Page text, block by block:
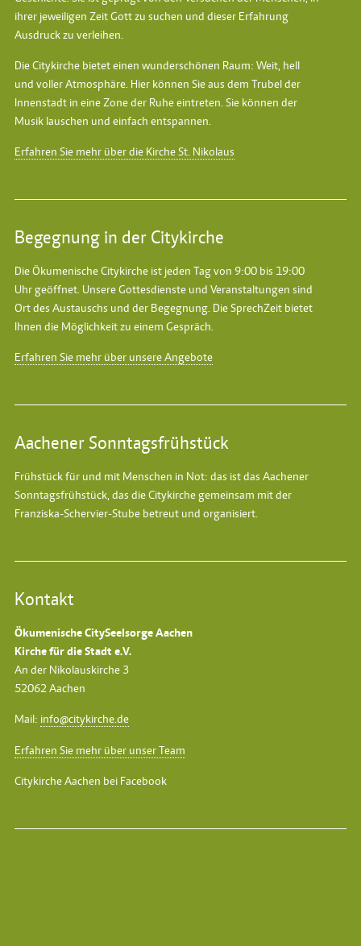
ihrer jeweiligen Zeit Gott zu suchen und dieser Erfahrung
Ausdruck zu verleihen.
Die Citykirche bietet einen wunderschönen Raum: Weit, hell
und voller Atmosphäre. Hier können Sie aus dem Trubel der
Innenstadt in eine Zone der Ruhe eintreten. Sie können der
Musik lauschen und einfach entspannen.
Erfahren Sie mehr über die Kirche St. Nikolaus
Begegnung in der Citykirche
Die Ökumenische Citykirche ist jeden Tag von 9:00 bis 19:00
Uhr geöffnet. Unsere Gottesdienste und Veranstaltungen sind
Ort des Austauschs und der Begegnung. Die SprechZeit bietet
Ihnen die Möglichkeit zu einem Gespräch.
Erfahren Sie mehr über unsere Angebote
Aachener Sonntagsfrühstück
Frühstück für und mit Menschen in Not: das ist das Aachener
Sonntagsfrühstück, das die Citykirche gemeinsam mit der
Franziska-Schervier-Stube betreut und organisiert.
Kontakt
Ökumenische CitySeelsorge Aachen
Kirche für die Stadt e.V.
An der Nikolauskirche 3
52062 Aachen
Mail: info@citykirche.de
Erfahren Sie mehr über unser Team
Citykirche Aachen bei Facebook